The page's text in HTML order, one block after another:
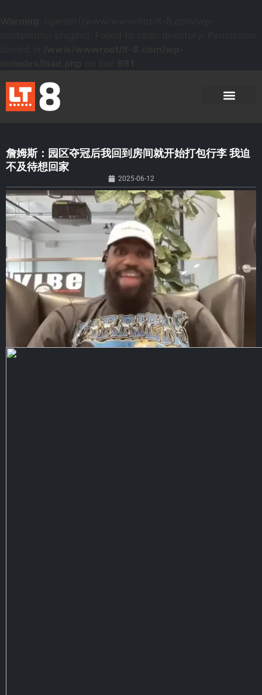
詹姆斯：园区夺冠后我回到房间就开始打包行李 我迫
不及待想回家
2025-06-12